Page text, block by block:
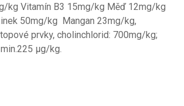
kg Vitamín B3 15mg/kg Měď 12mg/kg
50mg/kg Mangan 23mg/kg,
prvky, cholinchlorid: 700mg/kg;
µg/kg.